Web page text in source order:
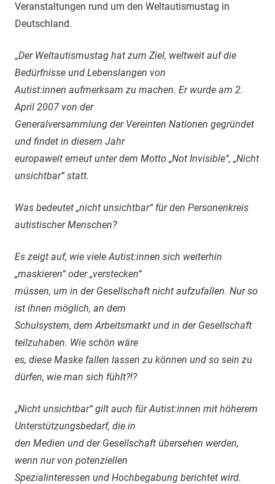
Veranstaltungen rund um den Weltautismustag in
Deutschland.
„Der Weltautismustag hat zum Ziel, weltweit auf die
Bedürfnisse und Lebenslangen von
Autist:innen aufmerksam zu machen. Er wurde am 2.
April 2007 von der
Generalversammlung der Vereinten Nationen gegründet
und findet in diesem Jahr
europaweit erneut unter dem Motto „Not Invisible“, „Nicht
unsichtbar“ statt.
Was bedeutet „nicht unsichtbar“ für den Personenkreis
autistischer Menschen?
Es zeigt auf, wie viele Autist:innen sich weiterhin
„maskieren“ oder „verstecken“
müssen, um in der Gesellschaft nicht aufzufallen. Nur so
ist ihnen möglich, an dem
Schulsystem, dem Arbeitsmarkt und in der Gesellschaft
teilzuhaben. Wie schön wäre
es, diese Maske fallen lassen zu können und so sein zu
dürfen, wie man sich fühlt?!?
„Nicht unsichtbar“ gilt auch für Autist:innen mit höherem
Unterstützungsbedarf, die in
den Medien und der Gesellschaft übersehen werden,
wenn nur von potenziellen
Spezialinteressen und Hochbegabung berichtet wird.